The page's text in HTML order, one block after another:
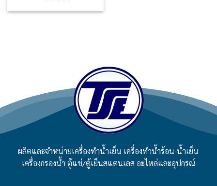
ผลิตและจำหน่ายเครื่องทำน้ำเย็น เครื่องทำน้ำร้อน-น้ำเย็น
เครื่องกรองน้ำ ตู้แช่/ตู้เย็นสแตนเลส อะไหล่และอุปกรณ์